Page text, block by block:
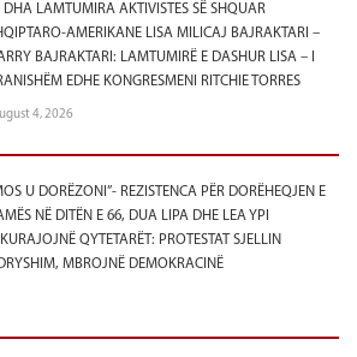
DHA LAMTUMIRA AKTIVISTES SË SHQUAR
AMERIKANE LISA MILICAJ BAJRAKTARI –
BAJRAKTARI: LAMTUMIRË E DASHUR LISA – I
EDHE KONGRESMENI RITCHIE TORRES
4, 2026
U DORËZONI”- REZISTENCA PËR DORËHEQJEN E
NË DITËN E 66, DUA LIPA DHE LEA YPI
QYTETARËT: PROTESTAT SJELLIN
MBROJNË DEMOKRACINË